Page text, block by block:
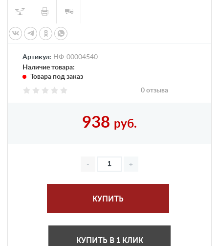
Артикул: НФ-00004540
Наличие товара:
Товара под заказ
0 отзыва
938 руб.
КУПИТЬ
КУПИТЬ В 1 КЛИК